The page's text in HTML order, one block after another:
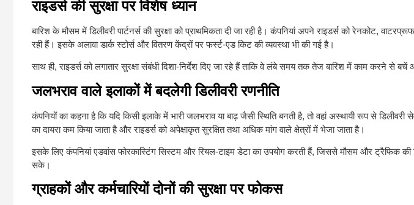
राइडर्स की सुरक्षा पर विशेष ध्यान
बारिश के मौसम में डिलीवरी पार्टनर्स की सुरक्षा को प्राथमिकता दी जा रही है। कंपनियां अपने राइडर्स को रेनकोट,
रही हैं। इसके अलावा डार्क स्टोर्स और वितरण केंद्रों पर फर्स्ट-एड किट की व्यवस्था भी की गई है।
साथ ही, राइडर्स को लगातार सुरक्षा संबंधी दिशा-निर्देश दिए जा रहे हैं ताकि वे लंबे समय तक तेज बारिश में काम करने से
जलभराव वाले इलाकों में बदलेगी डिलीवरी रणनीति
कंपनियों का कहना है कि यदि किसी इलाके में भारी जलभराव या बाढ़ जैसी स्थिति बनती है, तो वहां अस्थायी रूप से
का दायरा कम किया जाता है और राइडर्स को अपेक्षाकृत सुरक्षित तथा अधिक मांग वाले क्षेत्रों में भेजा जाता है।
इसके लिए कंपनियां एडवांस फोरकास्टिंग सिस्टम और रियल-टाइम डेटा का उपयोग करती हैं, जिससे मौसम और ट्रैफिक
सके।
ग्राहकों और कर्मचारियों दोनों की सुरक्षा पर फोकस